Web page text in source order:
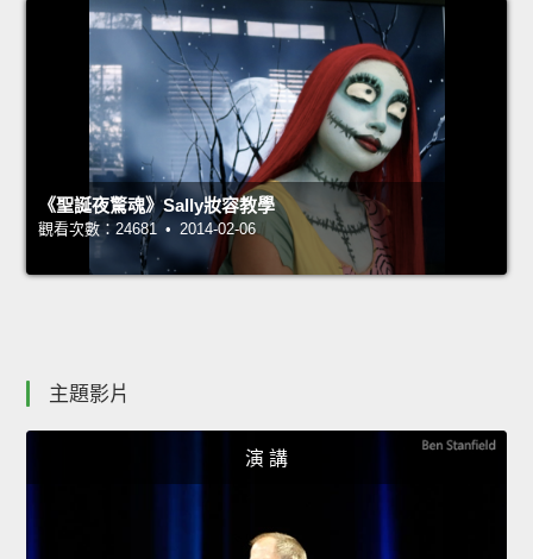
《聖誕夜驚魂》Sally妝容教學
觀看次數：24681 • 2014-02-06
主題影片
演 講